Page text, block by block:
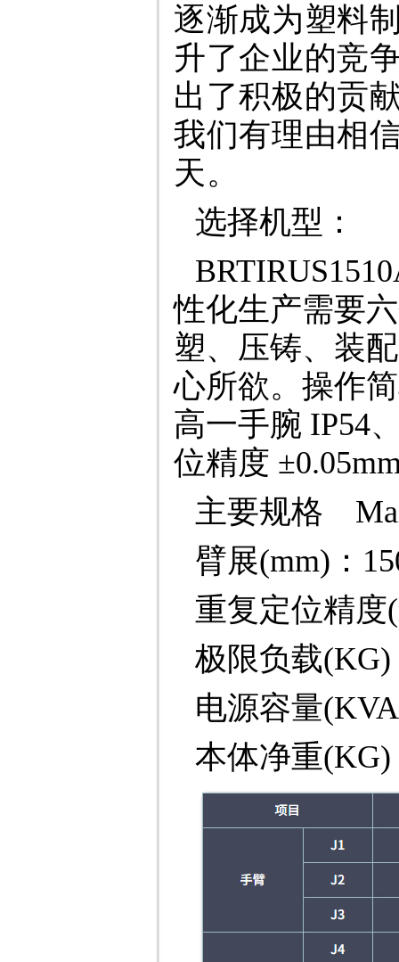
逐渐成为塑料
升了企业的竞
出了积极的贡
我们有理由相
天。
选择机型：
性化生产需要
塑、压铸、装
心所欲。操作
高一手腕 IP54
位精度
主要规格
臂展(mm)：
重复定位精度
极限负载(KG)
电源容量
本体净重(KG)